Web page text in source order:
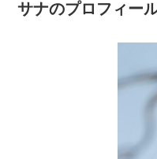
サナのプロフィー